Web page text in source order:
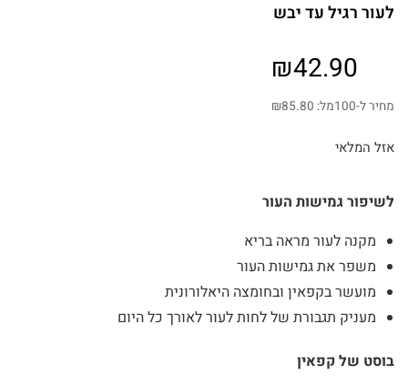
לעור רגיל עד יבש
₪42.90
מחיר ל-100מל: ₪85.80
אזל המלאי
לשיפור גמישות העור
מקנה לעור מראה בריא
משפר את גמישות העור
מועשר בקפאין ובחומצה היאלורונית
מעניק תגבורת של לחות לעור לאורך כל היום
בוסט של קפאין